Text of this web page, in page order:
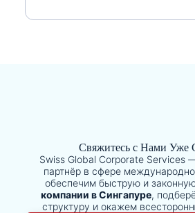
Свяжитесь с Нами Уже
Swiss Global Corporate
партнёр в сфере
обеспечим быструю и
компании в Сингапуре,
структуру и окажем